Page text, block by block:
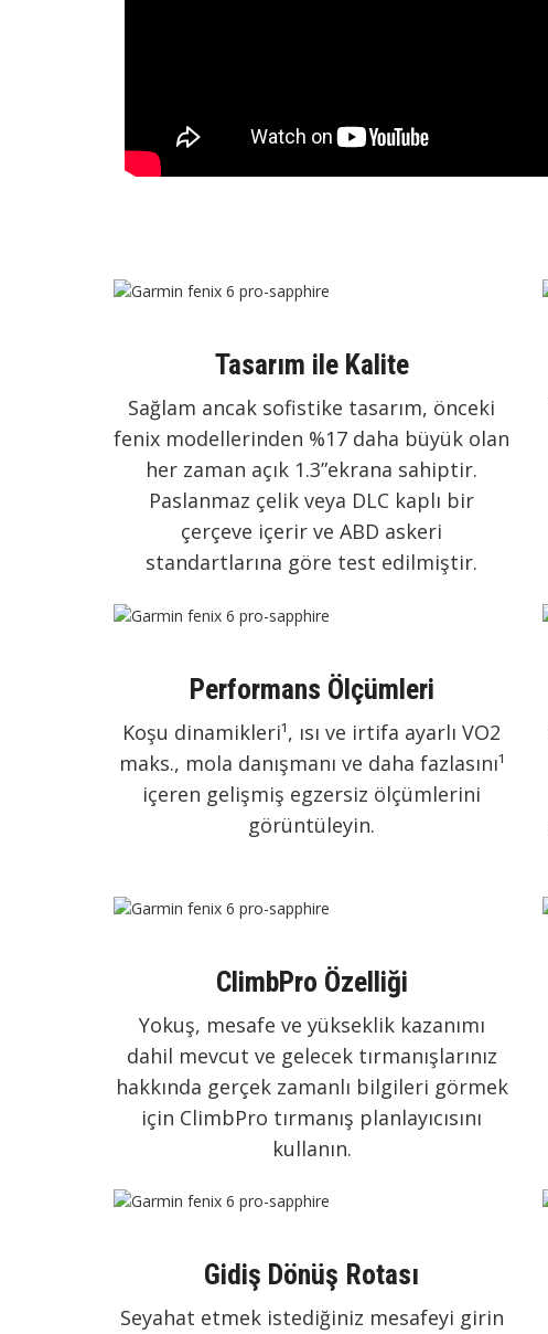
Tasarım ile Kalite
Sağlam ancak sofistike tasarım, önceki
fenix modellerinden %17 daha büyük olan
her zaman açık 1.3”ekrana sahiptir.
Paslanmaz çelik veya DLC kaplı bir
çerçeve içerir ve ABD askeri
standartlarına göre test edilmiştir.
Performans Ölçümleri
Koşu dinamikleri¹, ısı ve irtifa ayarlı VO2
maks., mola danışmanı ve daha fazlasını¹
içeren gelişmiş egzersiz ölçümlerini
görüntüleyin.
ClimbPro Özelliği
Yokuş, mesafe ve yükseklik kazanımı
dahil mevcut ve gelecek tırmanışlarınız
hakkında gerçek zamanlı bilgileri görmek
için ClimbPro tırmanış planlayıcısını
kullanın.
Gidiş Dönüş Rotası
Seyahat etmek istediğiniz mesafeyi girin